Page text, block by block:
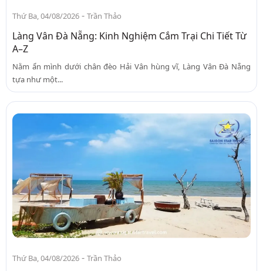
Thứ Ba, 04/08/2026 - Trần Thảo
Làng Vân Đà Nẵng: Kinh Nghiệm Cắm Trại Chi Tiết Từ
A–Z
Nằm ẩn mình dưới chân đèo Hải Vân hùng vĩ, Làng Vân Đà Nẵng
tựa như một...
Thứ Ba, 04/08/2026 - Trần Thảo